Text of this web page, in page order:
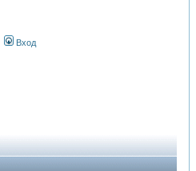
Вход